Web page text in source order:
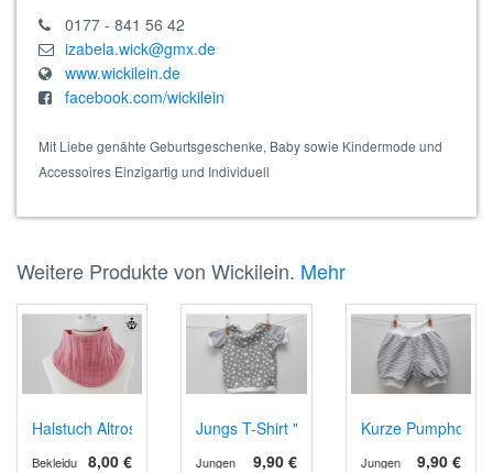
0177 - 841 56 42
izabela.wick@gmx.de
www.wickilein.de
facebook.com/wickilein
Mit Liebe genähte Geburtsgeschenke, Baby sowie Kindermode und
Accessoires Einzigartig und Individuell
Weitere Produkte von Wickilein. Mehr
Halstuch Altrosa
8,00 €
Bekleidung
Jungs T-Shirt "Grau mit Sternen" in 62/68
9,90 €
Jungen
Kurze Pumphose
9,90 €
Jungen